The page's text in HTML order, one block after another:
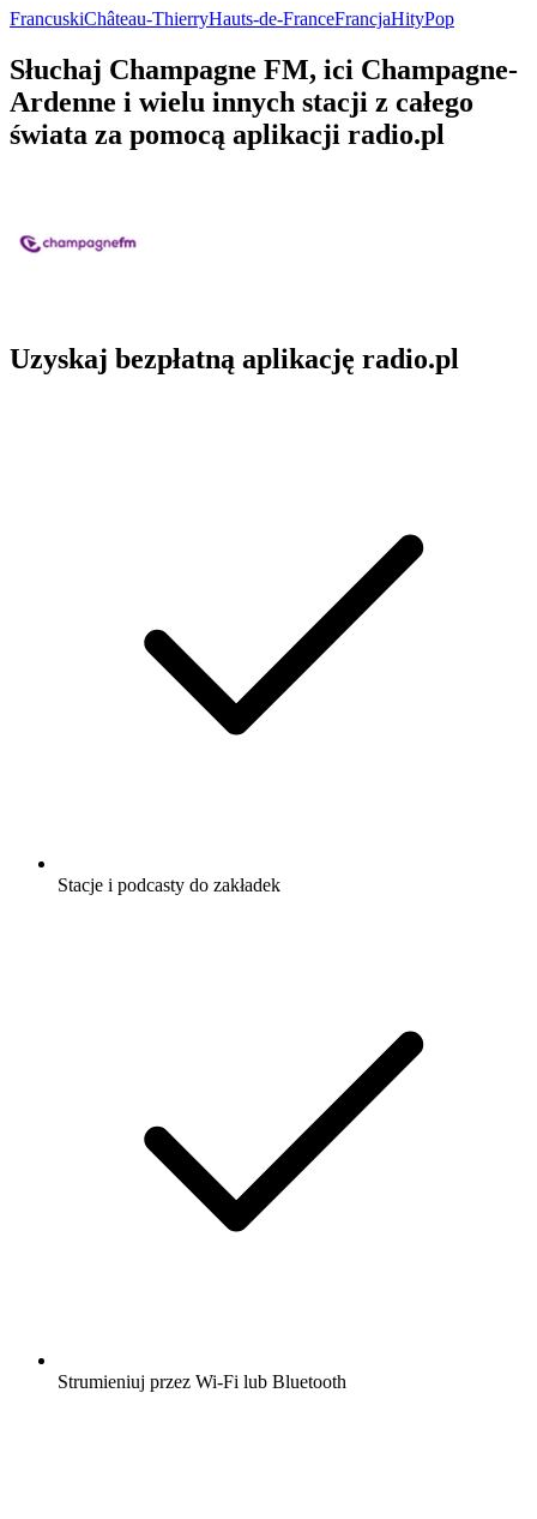
FrancuskiChâteau-ThierryHauts-de-FranceFrancjaHityPop
Słuchaj Champagne FM, ici Champagne-
Ardenne i wielu innych stacji z całego
świata za pomocą aplikacji radio.pl
Uzyskaj bezpłatną aplikację radio.pl
Stacje i podcasty do zakładek
Strumieniuj przez Wi-Fi lub Bluetooth